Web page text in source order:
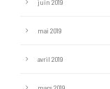
juin 2019
mai 2019
avril 2019